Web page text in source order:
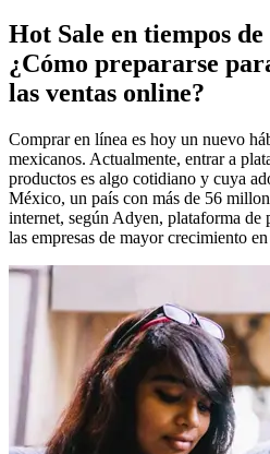
Hot Sale en tiempos
¿Cómo prepararse
las ventas online?
Comprar en línea es hoy un nuevo
mexicanos. Actualmente, entrar a
productos es algo cotidiano y cuya
México, un país con más de 56
internet, según Adyen, plataforma de
las empresas de mayor crecimiento